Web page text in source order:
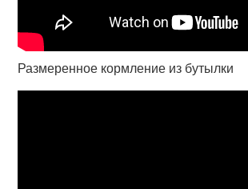
Размеренное кормление из бутылки